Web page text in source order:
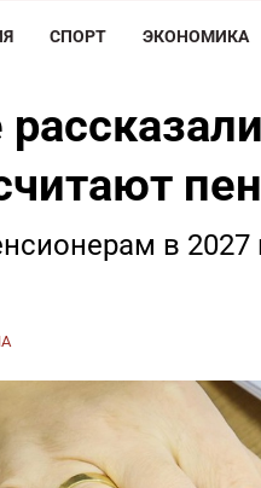
СПОРТ ЭКОНОМИКА
в 2027